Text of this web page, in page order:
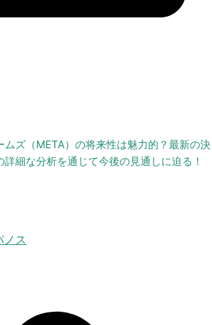
ムズ（META）の将来性は魅力的？最新の決
細な分析を通じて今後の見通しに迫る！
ノス